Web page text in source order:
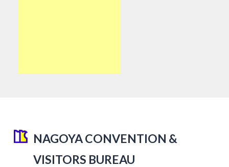
NAGOYA CONVENTION &
VISITORS BUREAU